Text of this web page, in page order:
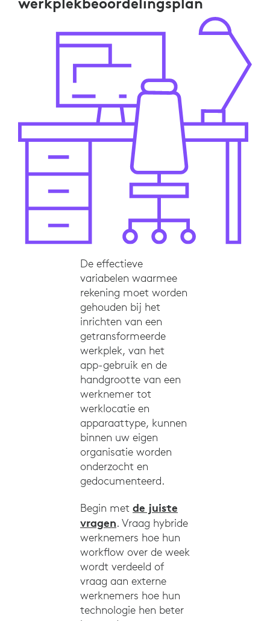
De effectieve
variabelen waarmee
rekening moet worden
gehouden bij het
inrichten van een
getransformeerde
werkplek, van het
app-gebruik en de
handgrootte van een
werknemer tot
werklocatie en
apparaattype, kunnen
binnen uw eigen
organisatie worden
onderzocht en
gedocumenteerd.
Begin met de juiste
vragen. Vraag hybride
werknemers hoe hun
workflow over de week
wordt verdeeld of
vraag aan externe
werknemers hoe hun
technologie hen beter